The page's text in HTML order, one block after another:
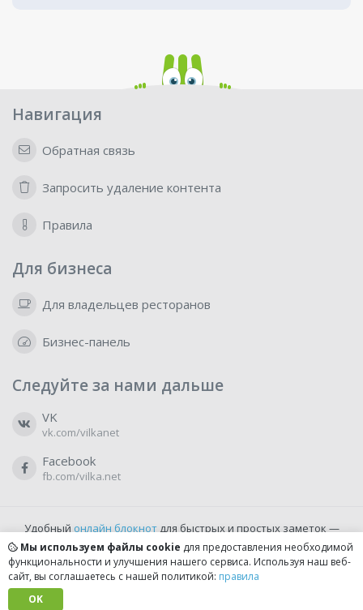
Навигация
Обратная связь
Запросить удаление контента
Правила
Для бизнеса
Для владельцев ресторанов
Бизнес-панель
Следуйте за нами дальше
VK
vk.com/vilkanet
Facebook
fb.com/vilka.net
Удобный онлайн блокнотдля быстрых и простых заметок —
бесплатно и доступно прямо из браузера.
Мы используем файлы cookie для предоставления необходимой
функциональности и улучшения нашего сервиса. Используя наш веб-
сайт, вы соглашаетесь с нашей политикой: правила
OK